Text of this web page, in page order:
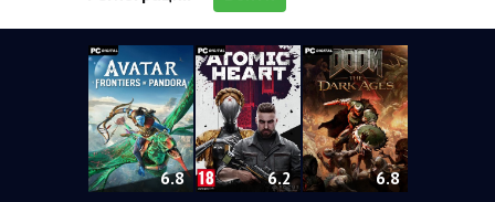
6.8 6.2 6.8